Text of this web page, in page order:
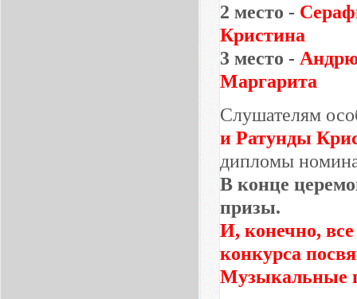
2 место -
Кристина
3 место -
Маргарита
Слушателям
и Ратунды
дипломы
В конце
призы.
И, конечно,
конкурса
Музыкальные